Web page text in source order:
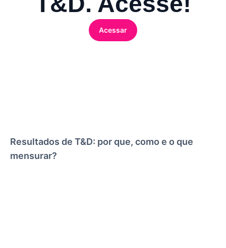
Acessar
Resultados de T&D: por que, como e o que
mensurar?